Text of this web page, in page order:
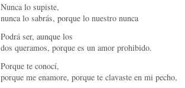
Nunca lo supiste,
nunca lo sabrás, porque lo nuestro nunca
Podrá ser, aunque los
dos queramos, porque es un amor prohibido.
Porque te conocí,
porque me enamore, porque te clavaste en mi pecho,